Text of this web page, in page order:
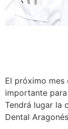
El próximo mes
importante
Tendrá lugar la
Dental